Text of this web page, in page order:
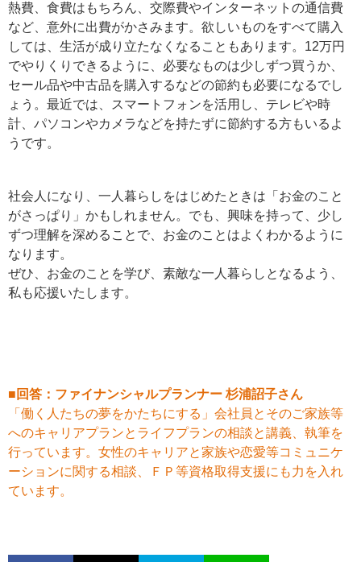
熱費、食費はもちろん、交際費やインターネットの通信費
など、意外に出費がかさみます。欲しいものをすべて購入
しては、生活が成り立たなくなることもあります。12万円
でやりくりできるように、必要なものは少しずつ買うか、
セール品や中古品を購入するなどの節約も必要になるでし
ょう。最近では、スマートフォンを活用し、テレビや時
計、パソコンやカメラなどを持たずに節約する方もいるよ
うです。
社会人になり、一人暮らしをはじめたときは「お金のこと
がさっぱり」かもしれません。でも、興味を持って、少し
ずつ理解を深めることで、お金のことはよくわかるように
なります。
ぜひ、お金のことを学び、素敵な一人暮らしとなるよう、
私も応援いたします。
■回答：ファイナンシャルプランナー 杉浦詔子さん
「働く人たちの夢をかたちにする」会社員とそのご家族等
へのキャリアプランとライフプランの相談と講義、執筆を
行っています。女性のキャリアと家族や恋愛等コミュニケ
ーションに関する相談、ＦＰ等資格取得支援にも力を入れ
ています。